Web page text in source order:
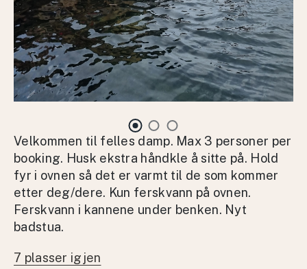
Velkommen til felles damp. Max 3 personer per
booking. Husk ekstra håndkle å sitte på. Hold
fyr i ovnen så det er varmt til de som kommer
etter deg/dere. Kun ferskvann på ovnen.
Ferskvann i kannene under benken. Nyt
badstua.
7 plasser igjen